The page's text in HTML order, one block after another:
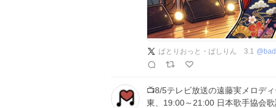
ぱとりおっと・ぱしりん 3.1 @
📺8/5テレビ放送の遠藤実メロデ
東、19:00～21:00 日本歌手協会